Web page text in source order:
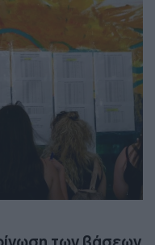
των βάσεων